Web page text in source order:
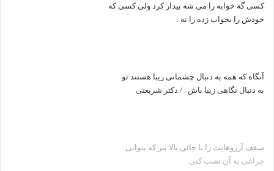
کسی گه خوابه را می شه بیدار کرد ولی کسی که
خودش را بخواب زده را نه .
آنگاه که همه به دنبال چشمانی زیبا هستند تو
به دنبال نگاهی زیبا باش . / دکتر شریعتی
سقف آرزوهایت را تا جائی بالا ببر كه بتوانی
چراغی به آن نصب كنی.